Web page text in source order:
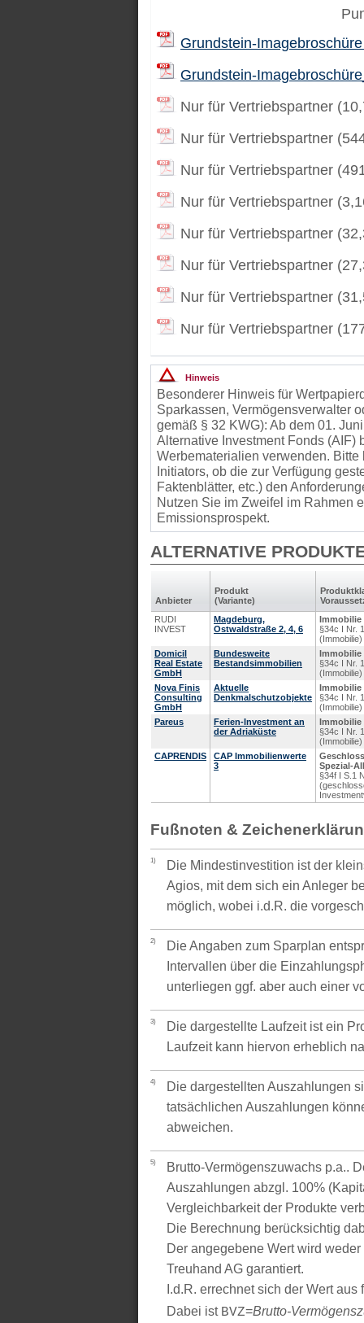
Grundstein-
Grundstein-
Nur für Vertriebspartner
Nur für Vertriebspartner
Nur für Vertriebspartner
Nur für Vertriebspartner
Nur für Vertriebspartner
Nur für Vertriebspartner
Nur für Vertriebspartner
Nur für Vertriebspartner
Hinweis
Besonderer Hinweis für
Sparkassen, Vermögensverwalter
gemäß § 32 KWG): Ab dem 01.
Alternative Investment Fonds (AIF)
Werbematerialien verwenden.
Initiators, ob die zur Verfügung
Faktenblätter, etc.) den
Nutzen Sie im Zweifel im Rahmen
Emissionsprospekt.
ALTERNATIVE
Anbieter
Produkt
(Variante)
RUDI
INVEST
Magdeburg,
Ostwaldstraße 2, 4, 6
Immobilie
§34c I Nr.
(Immobilie)
Domicil
Real Estate
GmbH
Bundesweite
Bestandsimmobilien
Immobilie
§34c I Nr.
(Immobilie)
Nova Finis
Consulting
GmbH
Aktuelle
Denkmalschutzobjekte
Immobilie
§34c I Nr.
(Immobilie)
Pareus
Ferien-Investment an
der Adriaküste
Immobilie
§34c I Nr.
(Immobilie)
CAPRENDIS
CAP Immobilienwerte
3
Spezial-
§34f I S.1
Fußnoten &
1)
Die Mindestinvestition ist der
Agios, mit dem sich ein Anleger
möglich, wobei i.d.R. die
2)
Die Angaben zum Sparplan
Intervallen über die
unterliegen ggf. aber auch einer
3)
Die dargestellte Laufzeit ist ein
Laufzeit kann hiervon erheblich
4)
Die dargestellten Auszahlungen
tatsächlichen Auszahlungen
abweichen.
5)
Brutto-Vermögenszuwachs p.a..
Auszahlungen abzgl. 100%
Vergleichbarkeit der Produkte
Die Berechnung berücksichtig
Der angegebene Wert wird
Treuhand AG garantiert.
I.d.R. errechnet sich der Wert
Dabei ist BVZ=Brutto-